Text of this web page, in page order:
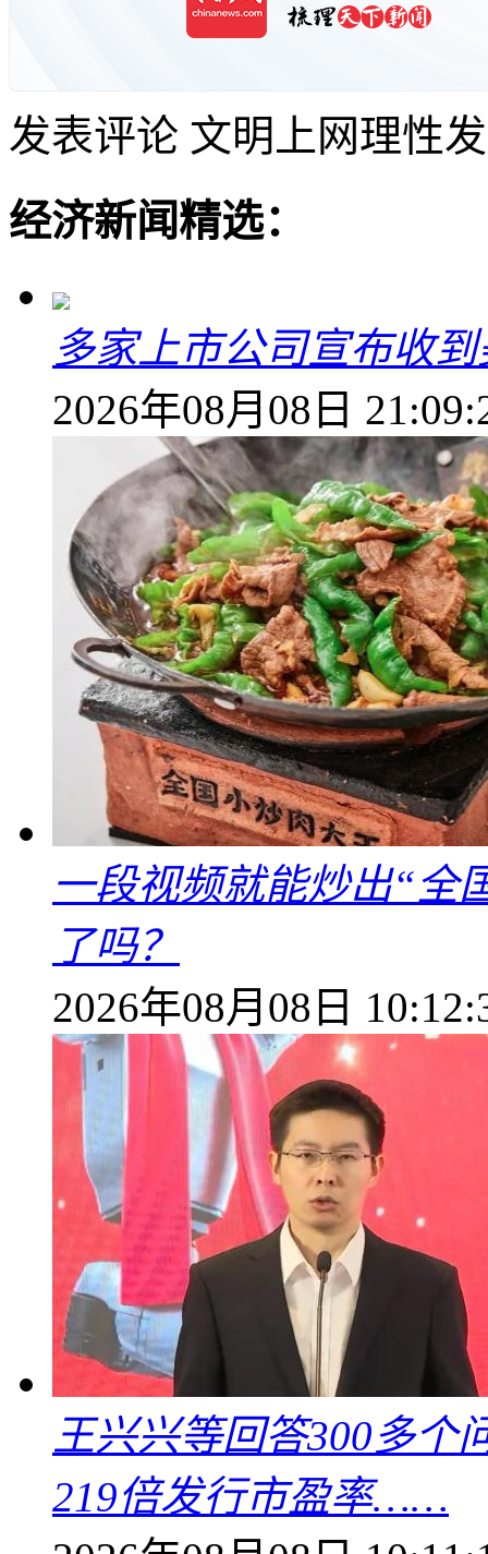
发表评论 文明上网理性
经济新闻精选：
多家上市公司宣布收
2026年08月08日
一段视频就能炒出“全
了吗？
2026年08月08日
王兴兴等回答300多个
219倍发行市盈率……